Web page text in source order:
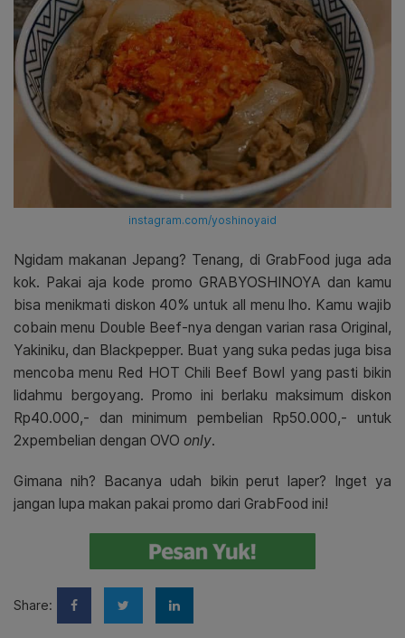
instagram.com/yoshinoyaid
Ngidam makanan Jepang? Tenang, di GrabFood juga ada
kok. Pakai aja kode promo GRABYOSHINOYA dan kamu
bisa menikmati diskon 40% untuk all menu lho. Kamu wajib
cobain menu Double Beef-nya dengan varian rasa Original,
Yakiniku, dan Blackpepper. Buat yang suka pedas juga bisa
mencoba menu Red HOT Chili Beef Bowl yang pasti bikin
lidahmu bergoyang. Promo ini berlaku maksimum diskon
Rp40.000,- dan minimum pembelian Rp50.000,- untuk
2xpembelian dengan OVO only.
Gimana nih? Bacanya udah bikin perut laper? Inget ya
jangan lupa makan pakai promo dari GrabFood ini!
Share: